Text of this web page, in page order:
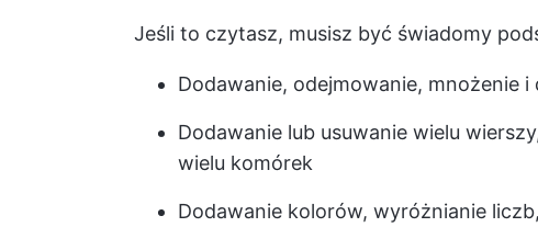
Jeśli to czytasz, musisz być świadomy
Dodawanie, odejmowanie, mnożenie i
Dodawanie lub usuwanie wielu
wielu komórek
Dodawanie kolorów, wyróżnianie